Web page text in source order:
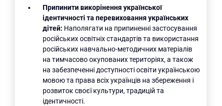
Припинити викорінення української
ідентичності та перевиховання українських
дітей: Наполягати на припиненні застосування
російських освітніх стандартів та використання
російських навчально-методичних матеріалів
на тимчасово окупованих територіях, а також
на забезпеченні доступності освіти українською
мовою та права всіх українців на збереження і
розвиток своєї культури, традицій та
ідентичності.